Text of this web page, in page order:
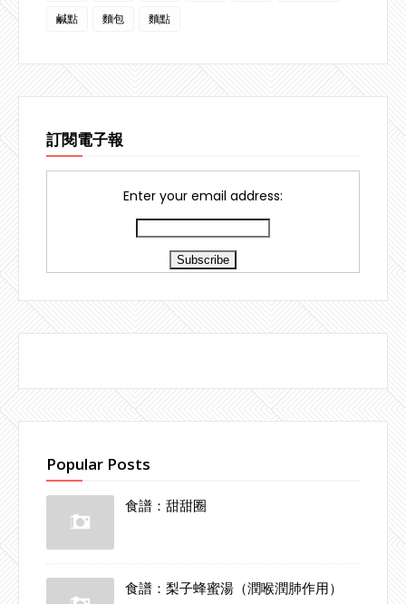
鹹點
麵包 麵點
訂閱電子報
Enter your email address:
Popular Posts
食譜：甜甜圈
食譜：梨子蜂蜜湯（潤喉潤肺作用）